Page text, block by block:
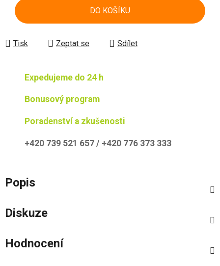
DO KOŠÍKU
Tisk Zeptat se Sdílet
Expedujeme do 24 h
Bonusový program
Poradenství a zkušenosti
+420 739 521 657 / +420 776 373 333
Popis
Diskuze
Hodnocení